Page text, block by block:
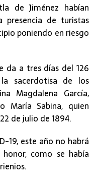
de Jiménez habían
presencia de turistas
poniendo en riesgo
da a tres días del 126
sacerdotisa de los
Magdalena García,
María Sabina, quien
de julio de 1894.
19, este año no habrá
como se había